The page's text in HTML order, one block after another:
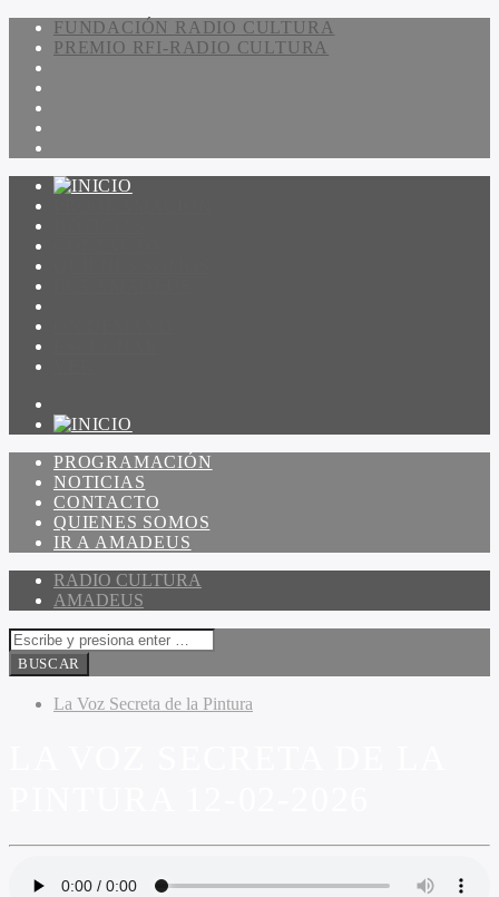
FUNDACIÓN RADIO CULTURA
PREMIO RFI-RADIO CULTURA
PROGRAMACIÓN
NOTICIAS
CONTACTO
QUIENES SOMOS
IR A AMADEUS
RADIO CULTURA
AMADEUS
La Voz Secreta de la Pintura